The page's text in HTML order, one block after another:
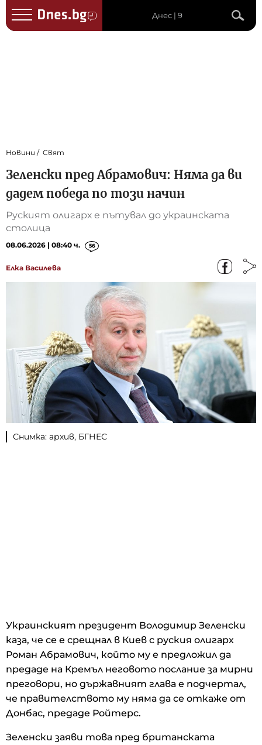
Днес | 9
Новини Свят
Зеленски пред Абрамович: Няма да ви
дадем победа по този начин
Руският олигарх е пътувал до украинската
столица
08.06.2026 | 08:40 ч. 56
Елка Василева
Снимка: архив, БГНЕС
Украинският президент Володимир Зеленски
каза, че се е срещнал в Киев с руския олигарх
Роман Абрамович, който му е предложил да
предаде на Кремъл неговото послание за мирни
преговори, но държавният глава е подчертал,
че правителството му няма да се откаже от
Донбас, предаде Ройтерс.
Зеленски заяви това пред британската